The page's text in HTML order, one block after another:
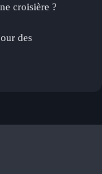
croisière ?
des